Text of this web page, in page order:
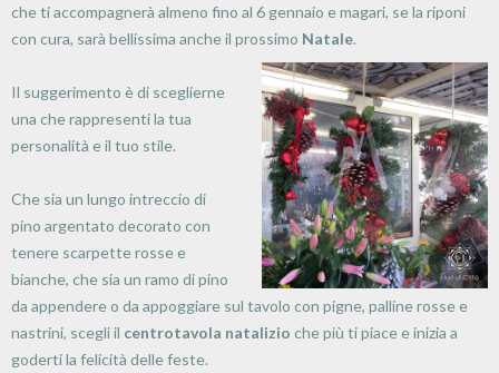
che ti accompagnerà almeno fino al 6 gennaio e magari, se la riponi
con cura, sarà bellissima anche il prossimo Natale.
Il suggerimento è di sceglierne
una che rappresenti la tua
personalità e il tuo stile.
Che sia un lungo intreccio di
pino argentato decorato con
tenere scarpette rosse e
bianche, che sia un ramo di pino
da appendere o da appoggiare sul tavolo con pigne, palline rosse e
nastrini, scegli il centrotavola natalizio che più ti piace e inizia a
goderti la felicità delle feste.